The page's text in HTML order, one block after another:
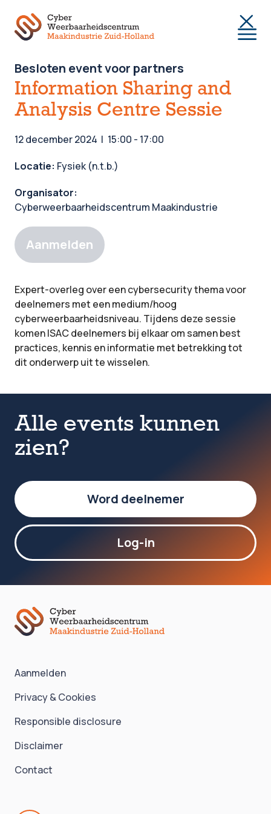
Besloten event voor partners
Information Sharing and
Analysis Centre Sessie
12 december 2024
15:00 - 17:00
Locatie: Fysiek (n.t.b.)
Organisator:
Cyberweerbaarheidscentrum Maakindustrie
Aanmelden
Expert-overleg over een cybersecurity thema voor
deelnemers met een medium/hoog
cyberweerbaarheidsniveau. Tijdens deze sessie
komen ISAC deelnemers bij elkaar om samen best
practices, kennis en informatie met betrekking tot
dit onderwerp uit te wisselen.
Alle events kunnen
zien?
Word deelnemer
Log-in
Aanmelden
Privacy & Cookies
Responsible disclosure
Disclaimer
Contact